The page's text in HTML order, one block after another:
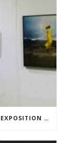
FINANCEMENT DE LA 3E ÉDITION DE L’EXPOSITION DU PRIX POUR LA PHOTOGRAPHIE PAR LE CERCLE POUR LA PHOTOGRAPHIE ET L’ART CONTEMPORAIN